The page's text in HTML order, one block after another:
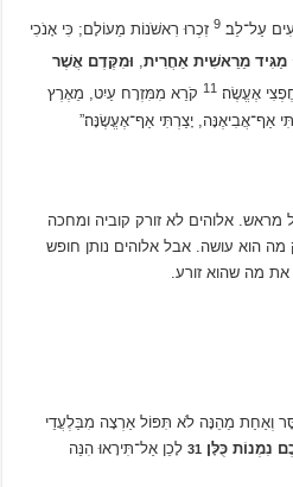
עַל־לֵב׃9 זִכְרוּ רִאשֹׁנוֹת מֵעוֹלָם; כִּי אָנֹכִי
מַגִּיד מֵרֵאשִׁית אַחֲרִית, וּמִקֶּדֶם אֲשֶׁר
אֶעֱשֶׂה׃ 11 קֹרֵא מִמִּזְרָח עַיִט, מֵאֶרֶץ
אַף־אֲבִיאֶנָּה, יָצַרְתִּי אַף־אֶעֱשֶׂנָּה׃”
מראש. אלוהים לא זורק קוביה ומחכה
מה הוא עושה. אבל אלוהים נותן חופש
מה שהוא זורע.
וְאַחַת מֵהֵנָּה לֹא תִּפּוֹל אַרְצָה מִבַּלְעֲדֵי
נִמְנוֹת כֻּלָּן 31 לָכֵן אַל־תִּירָאוּ הִנֵּה